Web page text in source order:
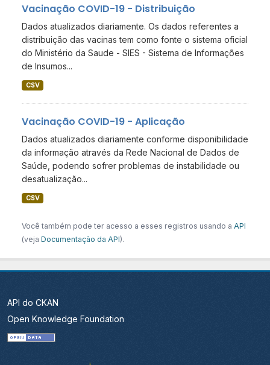
Vacinação COVID-19 - Distribuição
Dados atualizados diariamente. Os dados referentes a
distribuição das vacinas tem como fonte o sistema oficial
do Ministério da Saude - SIES - Sistema de Informações
de Insumos...
CSV
Vacinação COVID-19 - Aplicação
Dados atualizados diariamente conforme disponibilidade
da informação através da Rede Nacional de Dados de
Saúde, podendo sofrer problemas de instabilidade ou
desatualização...
CSV
Você também pode ter acesso a esses registros usando a API
(veja Documentação da API).
API do CKAN
Open Knowledge Foundation